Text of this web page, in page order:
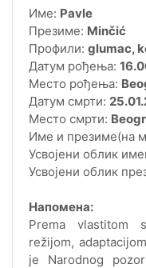
Име: Pavle
Презиме: Minčić
Профили: glumac,
Датум рођења:
Место рођења:
Датум смрти:
Место смрти:
Име и презиме(на
Усвојени облик
Усвојени облик
Напомена:
Prema vlastitom
režijom,
je Narodnog